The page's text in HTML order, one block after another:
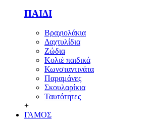
ΠΑΙΔΙ
Βραχιολάκια
Δαχτυλίδια
Ζώδια
Κολιέ παιδικά
Κωνσταντινάτα
Παραμάνες
Σκουλαρίκια
Ταυτότητες
+
ΓΑΜΟΣ